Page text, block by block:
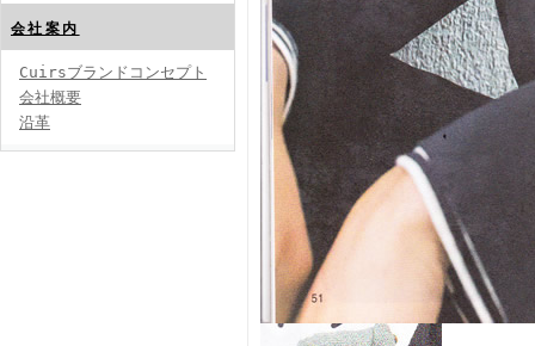
会社案内
Cuirsブランドコンセプト
会社概要
沿革